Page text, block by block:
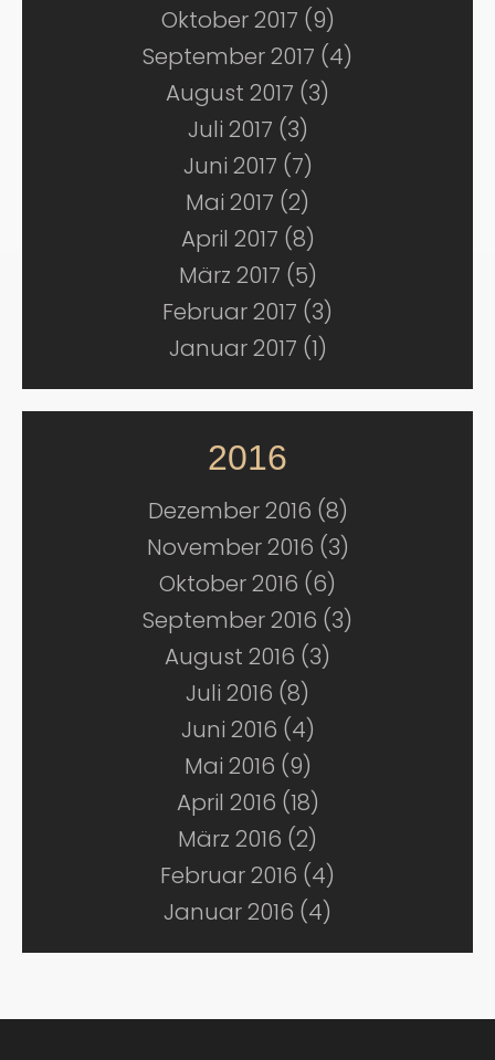
Oktober 2017 (9)
September 2017 (4)
August 2017 (3)
Juli 2017 (3)
Juni 2017 (7)
Mai 2017 (2)
April 2017 (8)
März 2017 (5)
Februar 2017 (3)
Januar 2017 (1)
2016
Dezember 2016 (8)
November 2016 (3)
Oktober 2016 (6)
September 2016 (3)
August 2016 (3)
Juli 2016 (8)
Juni 2016 (4)
Mai 2016 (9)
April 2016 (18)
März 2016 (2)
Februar 2016 (4)
Januar 2016 (4)